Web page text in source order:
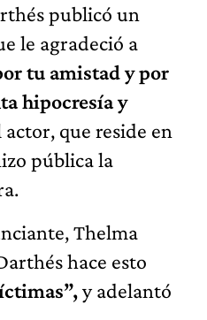
publicó un
le agradeció a
tu amistad y por
hipocresía y
actor, que reside en
pública la
Thelma
hace esto
y adelantó